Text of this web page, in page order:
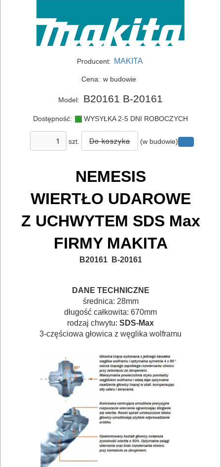
AKUMULATOROWE
OSPRZĘT
ELEKTRONARZĘDZI
MAGAZYNOWANIE
POMIAROWE
NARZĘDZIA
BUDOWLANE
ELEKTRY..
GLAZURNICZE
URZĄDZENIA
BUDOWLANE
NARZĘDZIA
BRUKARSKIE
DREWNA
OBRÓBKA
METALU
Producent: MAKITA
Cena: w budowie
Model: B20161 B-20161
Dostępność: WYSYŁKA 2-5 DNI ROBOCZYCH
szt. (w budowie)
NEMESIS
WIERTŁO UDAROWE
Z UCHWYTEM SDS Max
FIRMY MAKITA
B20161 B-20161
DANE TECHNICZNE
średnica: 28mm
długość całkowita: 670mm
rodzaj chwytu: SDS-Max
3-częściowa głowica z węglika wolframu